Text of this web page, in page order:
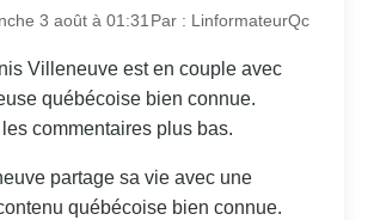
3 août à 01:31Par : LinformateurQc
Villeneuve est en couple avec
québécoise bien connue.
commentaires plus bas.
partage sa vie avec une
québécoise bien connue.